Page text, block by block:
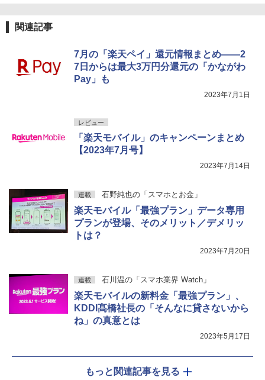
関連記事
7月の「楽天ペイ」還元情報まとめ――2
7日からは最大3万円分還元の「かながわ
Pay」も
2023年7月1日
レビュー
「楽天モバイル」のキャンペーンまとめ
【2023年7月号】
2023年7月14日
連載 石野純也の「スマホとお金」
楽天モバイル「最強プラン」データ専用
プランが登場、そのメリット／デメリッ
トは？
2023年7月20日
連載 石川温の「スマホ業界 Watch」
楽天モバイルの新料金「最強プラン」、
KDDI髙橋社長の「そんなに貸さないから
ね」の真意とは
2023年5月17日
もっと関連記事を見る